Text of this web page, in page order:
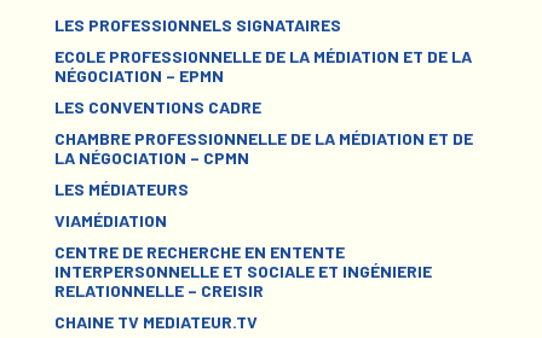
LES PROFESSIONNELS SIGNATAIRES
ECOLE PROFESSIONNELLE DE LA MÉDIATION ET DE LA
NÉGOCIATION – EPMN
LES CONVENTIONS CADRE
CHAMBRE PROFESSIONNELLE DE LA MÉDIATION ET DE
LA NÉGOCIATION – CPMN
LES MÉDIATEURS
VIAMÉDIATION
CENTRE DE RECHERCHE EN ENTENTE
INTERPERSONNELLE ET SOCIALE ET INGÉNIERIE
RELATIONNELLE – CREISIR
CHAINE TV MEDIATEUR.TV